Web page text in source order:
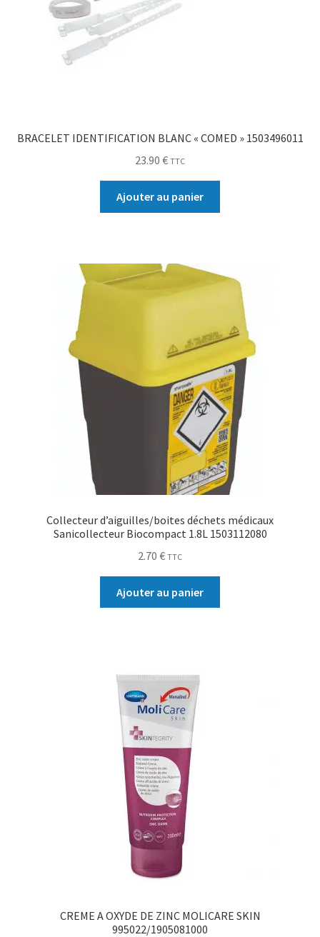
BRACELET IDENTIFICATION BLANC « COMED » 1503496011
23.90 € TTC
Ajouter au panier
Collecteur d’aiguilles/boites déchets médicaux
Sanicollecteur Biocompact 1.8L 1503112080
2.70 € TTC
Ajouter au panier
CREME A OXYDE DE ZINC MOLICARE SKIN
995022/1905081000